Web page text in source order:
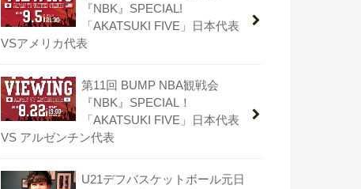
『NBK』SPECIAL!
「AKATSUKI FIVE」日本代表
VSアメリカ代表
第11回 BUMP NBA観戦会
『NBK』SPECIAL！
「AKATSUKI FIVE」日本代表
VS アルゼンチン代表
U21デフバスケットボール元日